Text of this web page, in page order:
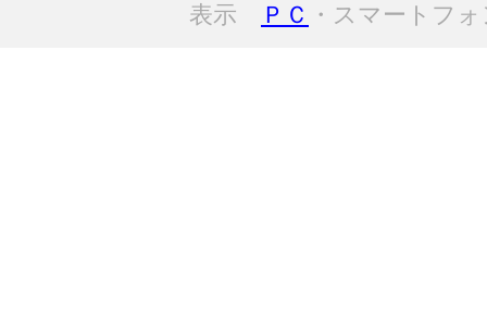
表示 ＰＣ ・スマートフ